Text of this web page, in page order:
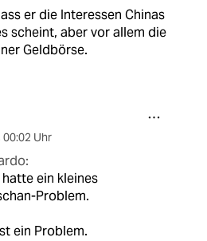
er die Interessen Chinas
scheint, aber vor allem die
Geldbörse.
00:02 Uhr
hatte ein kleines
Problem.
ein Problem.